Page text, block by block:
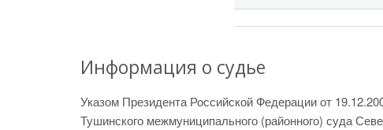
Информация о судье
Указом Президента Российской Федерации от
Тушинского межмуниципального (районного) суда